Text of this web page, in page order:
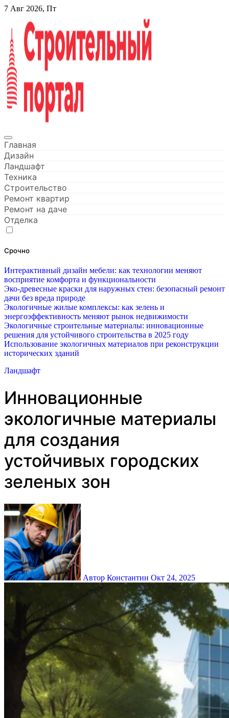
Перейти
содержанию
7 Авг 2026, Пт
Строительный портал
Главная
Дизайн
Ландшафт
Техника
Строительство
Ремонт квартир
Ремонт на даче
Отделка
Срочно
Интерактивный дизайн мебели: как технологии меняют
восприятие комфорта и функциональности
Эко-древесные краски для наружных стен: безопасный ремонт
дачи без вреда природе
Экологичные жилые комплексы: как зелень и
энергоэффективность меняют рынок недвижимости
Экологичные строительные материалы: инновационные
решения для устойчивого строительства в 2025 году
Использование экологичных материалов при реконструкции
исторических зданий
Ландшафт
Инновационные
экологичные материалы
для создания
устойчивых городских
зеленых зон
Автор Константин Окт 24, 2025